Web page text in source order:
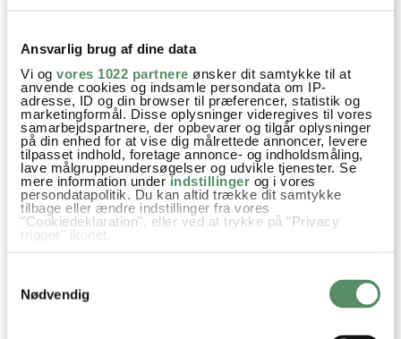
Ansvarlig brug af dine data
Vi og vores 1022 partnere ønsker dit samtykke til at
anvende cookies og indsamle persondata om IP-
adresse, ID og din browser til præferencer, statistik og
marketingformål. Disse oplysninger videregives til vores
samarbejdspartnere, der opbevarer og tilgår oplysninger
på din enhed for at vise dig målrettede annoncer, levere
tilpasset indhold, foretage annonce- og indholdsmåling,
lave målgruppeundersøgelser og udvikle tjenester. Se
mere information underindstillinger og i vores
persondatapolitik. Du kan altid trække dit samtykke
tilbage eller ændre indstillinger fra vores
"Cookiedeklaration", eller ved at trykke på "Privacy
trigger" ikonet.
Indsamle præcise oplysninger om din placering,
der kan være nøjagtig inden for få meter
Identificere din enhed baseret på en scanning af
Nødvendig
Prøv også